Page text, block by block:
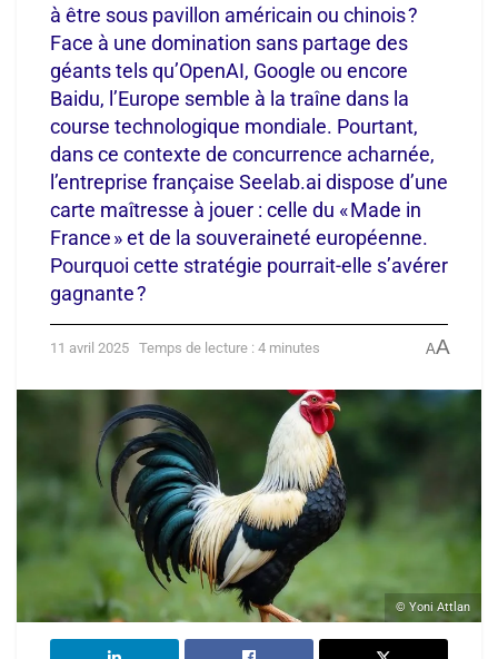
à être sous pavillon américain ou chinois ?
Face à une domination sans partage des
géants tels qu’OpenAI, Google ou encore
Baidu, l’Europe semble à la traîne dans la
course technologique mondiale. Pourtant,
dans ce contexte de concurrence acharnée,
l’entreprise française Seelab.ai dispose d’une
carte maîtresse à jouer : celle du « Made in
France » et de la souveraineté européenne.
Pourquoi cette stratégie pourrait-elle s’avérer
gagnante ?
11 avril 2025 Temps de lecture : 4 minutes AA
© Yoni Attlan